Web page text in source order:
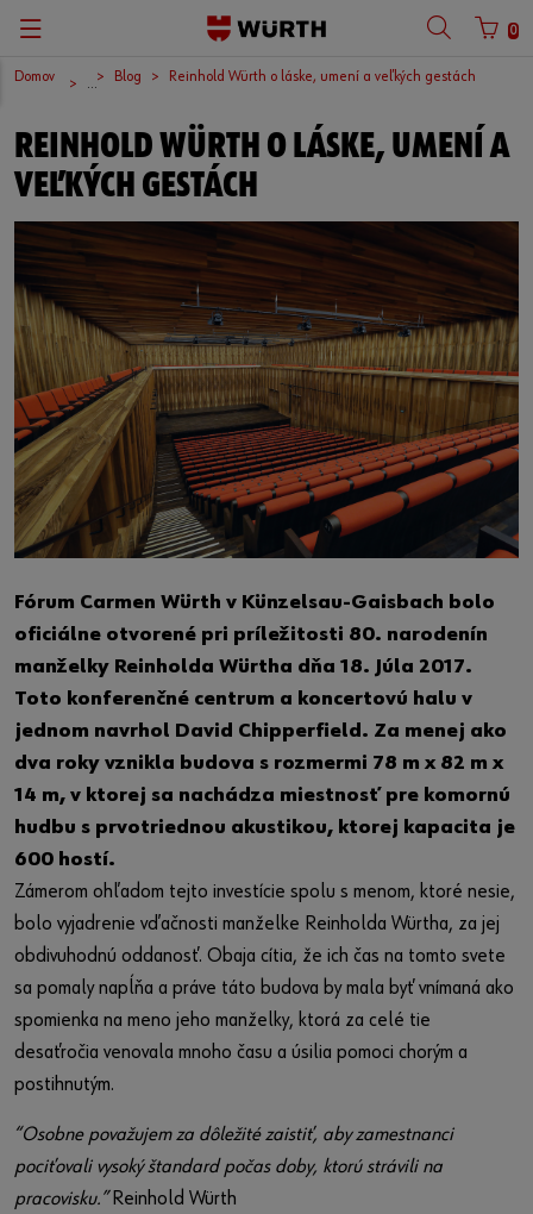
0
Domov ... Blog Reinhold Würth o láske, umení a veľkých gestách
REINHOLD WÜRTH O LÁSKE, UMENÍ A
VEĽKÝCH GESTÁCH
Fórum Carmen Würth v Künzelsau-Gaisbach bolo
oficiálne otvorené pri príležitosti 80. narodenín
manželky Reinholda Würtha dňa 18. Júla 2017.
Toto konferenčné centrum a koncertovú halu v
jednom navrhol David Chipperfield. Za menej ako
dva roky vznikla budova s rozmermi 78 m x 82 m x
14 m, v ktorej sa nachádza miestnosť pre komornú
hudbu s prvotriednou akustikou, ktorej kapacita je
600 hostí.
Zámerom ohľadom tejto investície spolu s menom, ktoré nesie,
bolo vyjadrenie vďačnosti manželke Reinholda Würtha, za jej
obdivuhodnú oddanosť. Obaja cítia, že ich čas na tomto svete
sa pomaly napĺňa a práve táto budova by mala byť vnímaná ako
spomienka na meno jeho manželky, ktorá za celé tie
desaťročia venovala mnoho času a úsilia pomoci chorým a
postihnutým.
“Osobne považujem za dôležité zaistiť, aby zamestnanci
pociťovali vysoký štandard počas doby, ktorú strávili na
pracovisku.”Reinhold Würth